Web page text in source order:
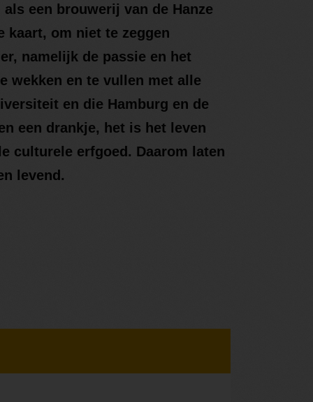
een brouwerij van de Hanze
kaart, om niet te zeggen
namelijk de passie en het
wekken en te vullen met alle
en die Hamburg en de
een drankje, het is het leven
culturele erfgoed. Daarom laten
levend.